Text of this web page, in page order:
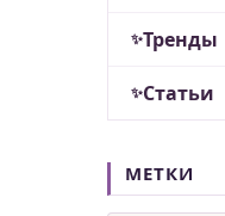
Тренды
Статьи
МЕТКИ